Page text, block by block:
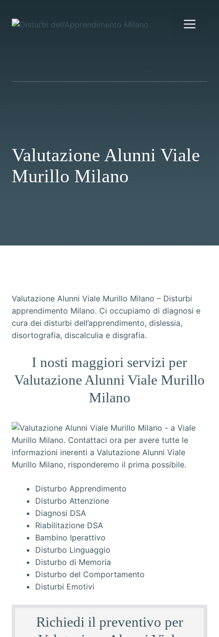
contenuto
Valutazione Alunni Viale
Murillo Milano
Valutazione Alunni Viale Murillo Milano – Disturbi
apprendimento Milano. Ci occupiamo di diagnosi e
cura dei disturbi dell’apprendimento, dislessia,
disortografia, discalculia e disgrafia.
I nosti maggiori servizi per
Valutazione Alunni Viale Murillo
Milano
Disturbo Apprendimento
Disturbo Attenzione
Diagnosi DSA
Riabilitazione DSA
Bambino Iperattivo
Disturbo Linguaggio
Disturbo di Memoria
Disturbo del Comportamento
Disturbi Emotivi
Richiedi il preventivo per